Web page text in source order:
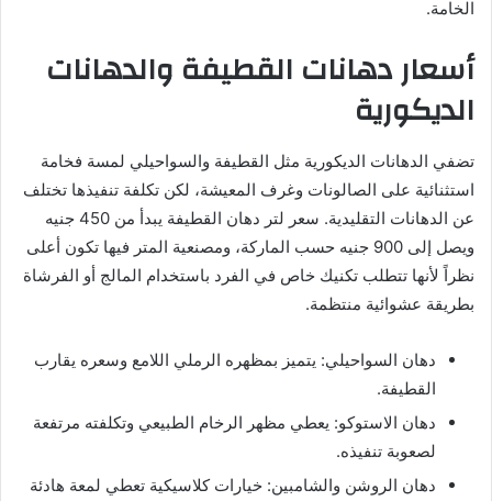
الخامة.
أسعار دهانات القطيفة والدهانات
الديكورية
تضفي الدهانات الديكورية مثل القطيفة والسواحيلي لمسة فخامة
استثنائية على الصالونات وغرف المعيشة، لكن تكلفة تنفيذها تختلف
عن الدهانات التقليدية. سعر لتر دهان القطيفة يبدأ من 450 جنيه
ويصل إلى 900 جنيه حسب الماركة، ومصنعية المتر فيها تكون أعلى
نظراً لأنها تتطلب تكنيك خاص في الفرد باستخدام المالج أو الفرشاة
بطريقة عشوائية منتظمة.
دهان السواحيلي: يتميز بمظهره الرملي اللامع وسعره يقارب
القطيفة.
دهان الاستوكو: يعطي مظهر الرخام الطبيعي وتكلفته مرتفعة
لصعوبة تنفيذه.
دهان الروشن والشامبين: خيارات كلاسيكية تعطي لمعة هادئة